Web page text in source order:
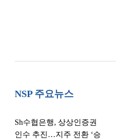
NSP 주요뉴스
Sh수협은행, 상상인증권
인수 추진…지주 전환 ‘승